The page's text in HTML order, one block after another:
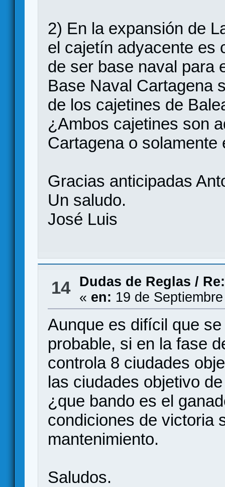
2) En la expansión de
el cajetín adyacente es
de ser base naval para
Base Naval Cartagena
de los cajetines de
¿Ambos cajetines son
Cartagena o
Gracias anticipadas
Un saludo.
José Luis
14 Dudas de Reglas /
« en: 19 de
Aunque es difícil que
probable, si en la fase
controla 8 ciudades
las ciudades objetivo
¿que bando es el
condiciones de victoria
mantenimiento.
Saludos.